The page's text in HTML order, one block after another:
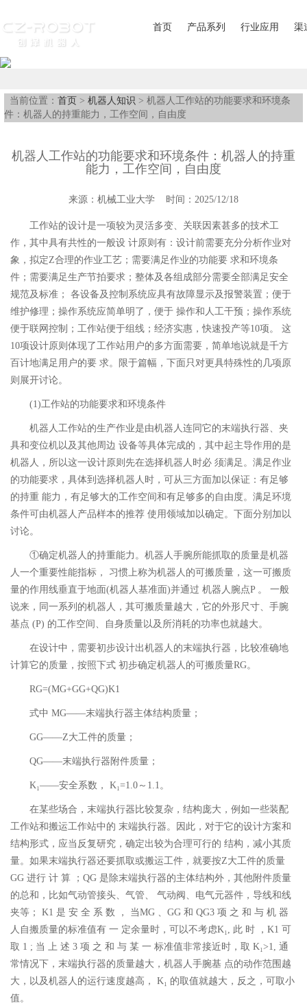
首页 产品系列 行业应用 渠
当前位置： 首页 > 机器人知识 > 机器人工作站的功能要求和环境条
件：机器人的持重能力，工作空间，自由度
机器人工作站的功能要求和环境条件：机器人的持重
能力，工作空间，自由度
来源：机械工业大学 时间：2025/12/18
工作站的设计是一项较为灵活多变、关联因素甚多的技术工
作，其中具有共性的一般设 计原则有：设计前需要充分分析作业对
象，拟定Z合理的作业工艺；需要满足作业的功能要 求和环境条
件；需要满足生产节拍要求；整体及各组成部分需要全部满足安全
规范及标准； 各设备及控制系统应具有故障显示及报警装置；便于
维护修理；操作系统应简单明了，便于 操作和人工干预；操作系统
便于联网控制；工作站便于组线；经济实惠，快速投产等10项。 这
10项设计原则体现了工作站用户的多方面需要，简单地说就是千方
百计地满足用户的要 求。限于篇幅，下面只对更具特殊性的几项原
则展开讨论。
(1)工作站的功能要求和环境条件
机器人工作站的生产作业是由机器人连同它的末端执行器、夹
具和变位机以及其他周边 设备等具体完成的，其中起主导作用的是
机器人，所以这一设计原则先在选择机器人时必 须满足。满足作业
的功能要求，具体到选择机器人时，可从三方面加以保证：有足够
的持重 能力，有足够大的工作空间和有足够多的自由度。满足环境
条件可由机器人产品样本的推荐 使用领域加以确定。下面分别加以
讨论。
①确定机器人的持重能力。机器人手腕所能抓取的质量是机器
人一个重要性能指标， 习惯上称为机器人的可搬质量，这一可搬质
量的作用线垂直于地面(机器人基准面)并通过 机器人腕点P 。 一般
说来，同一系列的机器人，其可搬质量越大，它的外形尺寸、手腕
基点 (P) 的工作空间、自身质量以及所消耗的功率也就越大。
在设计中，需要初步设计出机器人的末端执行器，比较准确地
计算它的质量，按照下式 初步确定机器人的可搬质量RG。
RG=(MG+GG+QG)K1
式中 MG——末端执行器主体结构质量；
GG——Z大工件的质量；
QG——末端执行器附件质量；
K₁——安全系数， K₁=1.0～1.1。
在某些场合，末端执行器比较复杂，结构庞大，例如一些装配
工作站和搬运工作站中的 末端执行器。因此，对于它的设计方案和
结构形式，应当反复研究，确定出较为合理可行的 结构，减小其质
量。如果末端执行器还要抓取或搬运工件，就要按Z大工件的质量
GG 进行 计 算 ；QG 是除末端执行器的主体结构外，其他附件质量
的总和，比如气动管接头、气管、 气动阀、电气元器件，导线和线
夹等； K1 是 安 全 系 数 ， 当MG 、GG 和 QG3 项 之 和 与 机 器
人自搬质量的标准值有 一 定余量时，可以不考虑K₁, 此 时 ，K1 可
取 1 ; 当 上 述 3 项 之 和 与 某 一 标准值非常接近时，取 K₁>1, 通
常情况下，末端执行器的质量越大，机器人手腕基 点的动作范围越
大，以及机器人的运行速度越高， K₁ 的取值就越大，反之，可取小
值。